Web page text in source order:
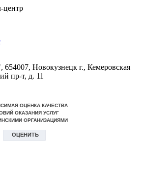
центр
, 654007, Новокузнецк г., Кемеровская
пр-т, д. 11